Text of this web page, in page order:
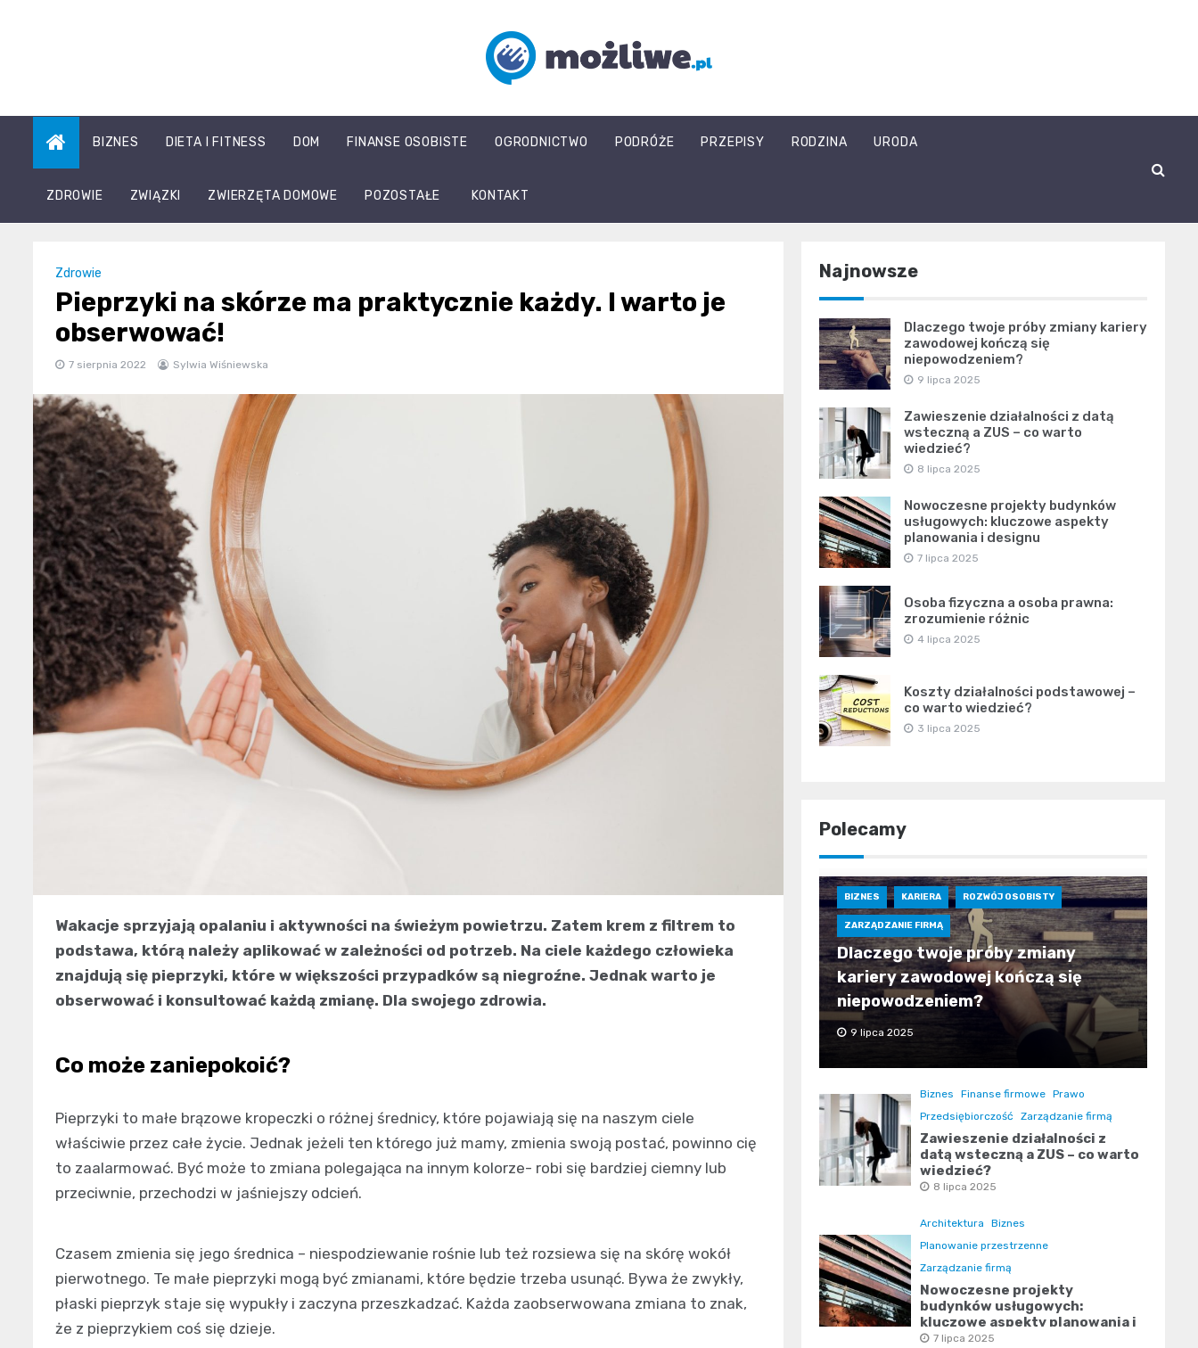
mozliwe.pl
BIZNES DIETA I FITNESS DOM FINANSE OSOBISTE OGRODNICTWO PODRÓŻE PRZEPISY RODZINA URODA
ZDROWIE ZWIĄZKI ZWIERZĘTA DOMOWE POZOSTAŁE KONTAKT
Zdrowie
Pieprzyki na skórze ma praktycznie każdy. I warto je
obserwować!
7 sierpnia 2022 Sylwia Wiśniewska
Wakacje sprzyjają opalaniu i aktywności na świeżym powietrzu. Zatem krem z filtrem to
podstawa, którą należy aplikować w zależności od potrzeb. Na ciele każdego człowieka
znajdują się pieprzyki, które w większości przypadków są niegroźne. Jednak warto je
obserwować i konsultować każdą zmianę. Dla swojego zdrowia.
Co może zaniepokoić?
Pieprzyki to małe brązowe kropeczki o różnej średnicy, które pojawiają się na naszym ciele
właściwie przez całe życie. Jednak jeżeli ten którego już mamy, zmienia swoją postać, powinno cię
to zaalarmować. Być może to zmiana polegająca na innym kolorze- robi się bardziej ciemny lub
przeciwnie, przechodzi w jaśniejszy odcień.
Czasem zmienia się jego średnica – niespodziewanie rośnie lub też rozsiewa się na skórę wokół
pierwotnego. Te małe pieprzyki mogą być zmianami, które będzie trzeba usunąć. Bywa że zwykły,
płaski pieprzyk staje się wypukły i zaczyna przeszkadzać. Każda zaobserwowana zmiana to znak,
że z pieprzykiem coś się dzieje.
Najnowsze
Dlaczego twoje próby zmiany kariery
zawodowej kończą się
niepowodzeniem?
9 lipca 2025
Zawieszenie działalności z datą
wsteczną a ZUS – co warto
wiedzieć?
8 lipca 2025
Nowoczesne projekty budynków
usługowych: kluczowe aspekty
planowania i designu
7 lipca 2025
Osoba fizyczna a osoba prawna:
zrozumienie różnic
4 lipca 2025
Koszty działalności podstawowej –
co warto wiedzieć?
3 lipca 2025
Polecamy
BIZNES KARIERA ROZWÓJ OSOBISTY
ZARZĄDZANIE FIRMĄ
Dlaczego twoje próby zmiany
kariery zawodowej kończą się
niepowodzeniem?
9 lipca 2025
Biznes Finanse firmowe Prawo
Przedsiębiorczość
Zarządzanie firmą
Zawieszenie działalności z
datą wsteczną a ZUS – co warto
wiedzieć?
8 lipca 2025
Architektura
Biznes
Planowanie przestrzenne
Zarządzanie firmą
Nowoczesne projekty
budynków usługowych:
kluczowe aspekty planowania i
designu
7 lipca 2025